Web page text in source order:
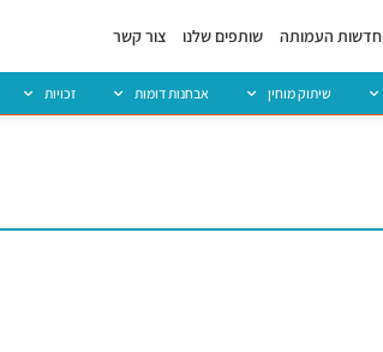
חדשות העמותה שותפים שלנו צור קשר
שיתוק מוחין אבחנות דומות זכויות